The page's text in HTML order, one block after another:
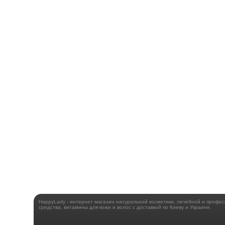
HappyLady - интернет магазин натуральной косметики, лечебной и
средства, витамины для кожи и волос с доставкой по Киеву и Украине.